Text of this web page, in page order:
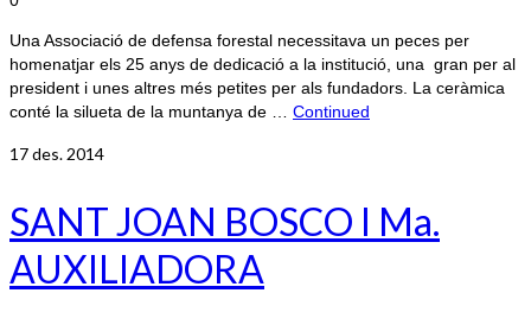
Una Associació de defensa forestal necessitava un peces per
homenatjar els 25 anys de dedicació a la institució, una gran per al
president i unes altres més petites per als fundadors. La ceràmica
conté la silueta de la muntanya de … Continued
17des. 2014
SANT JOAN BOSCO I Ma.
AUXILIADORA